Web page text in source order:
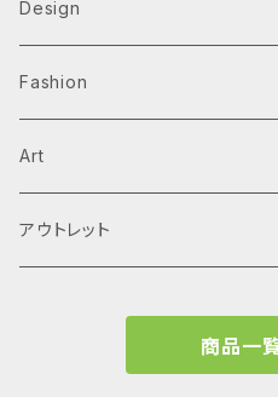
Arne Jacobsen
History & Reference
Av Monographs
C3 magazine
El Croquis
Design
Graphic
Logo
Typography
Products
家具
Fashion
Art
アウトレット
商品一